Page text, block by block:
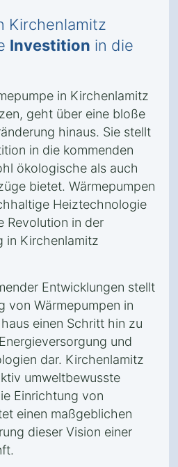
Kirchenlamitz
Investition in die
in Kirchenlamitz
geht über eine bloße
hinaus. Sie stellt
in die kommenden
ökologische als auch
bietet. Wärmepumpen
Heiztechnologie
Revolution in der
in Kirchenlamitz
Entwicklungen stellt
von Wärmepumpen in
einen Schritt hin zu
und
dar. Kirchenlamitz
umweltbewusste
Einrichtung von
einen maßgeblichen
dieser Vision einer